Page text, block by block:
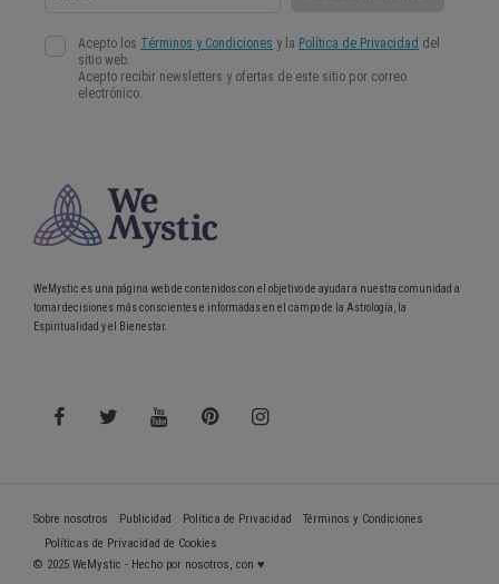
WeMystic es una página web de contenidos con el objetivo de ayudar a nuestra comunidad a
tomar decisiones más conscientes e informadas en el campo de la Astrología, la
Espiritualidad y el Bienestar.
Sobre nosotros Publicidad Política de Privacidad
Términos y Condiciones
Políticas de Privacidad de Cookies
© 2025 WeMystic - Hecho por nosotros, con ♥